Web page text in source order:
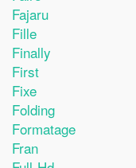
Fajaru
Fille
Finally
First
Fixe
Folding
Formatage
Fran